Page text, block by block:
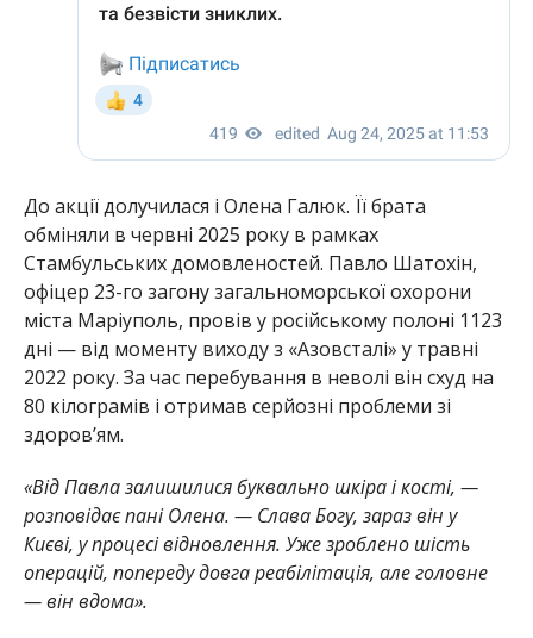
До акції долучилася і Олена Галюк. Її брата
обміняли в червні 2025 року в рамках
Стамбульських домовленостей. Павло Шатохін,
офіцер 23-го загону загальноморської охорони
міста Маріуполь, провів у російському полоні 1123
дні — від моменту виходу з «Азовсталі» у травні
2022 року. За час перебування в неволі він схуд на
80 кілограмів і отримав серйозні проблеми зі
здоров’ям.
«Від Павла залишилися буквально шкіра і кості, —
розповідає пані Олена. — Слава Богу, зараз він у
Києві, у процесі відновлення. Уже зроблено шість
операцій, попереду довга реабілітація, але головне
— він вдома».